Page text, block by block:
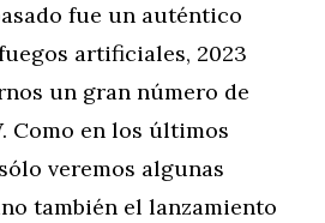
fue un auténtico
artificiales, 2023
un gran número de
Como en los últimos
veremos algunas
también el lanzamiento